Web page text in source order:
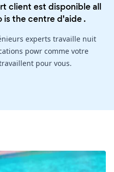
client est disponible all
is thecentre d'aide.
experts travaille nuit
powr comme votre
pour vous.